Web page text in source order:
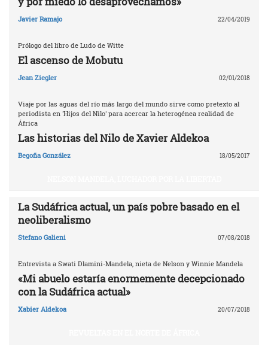
Javier Ramajo 22/04/2019
Prólogo del libro de Ludo de Witte
El ascenso de Mobutu
Jean Ziegler 02/01/2018
Viaje por las aguas del río más largo del mundo sirve como pretexto al
periodista en 'Hijos del Nilo' para acercar la heterogénea realidad de
África
Las historias del Nilo de Xavier Aldekoa
Begoña González 18/05/2017
La Sudáfrica actual, un país pobre basado en el
neoliberalismo
Stefano Galieni 07/08/2018
Entrevista a Swati Dlamini-Mandela, nieta de Nelson y Winnie Mandela
«Mi abuelo estaría enormemente decepcionado
con la Sudáfrica actual»
Xabier Aldekoa 20/07/2018